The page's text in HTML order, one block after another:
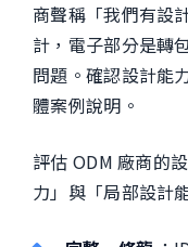
商聲稱「我們有設
計，電子部分是
問題。確認設計能
體案例說明。
評估 ODM 廠商的
力」與「局部設計